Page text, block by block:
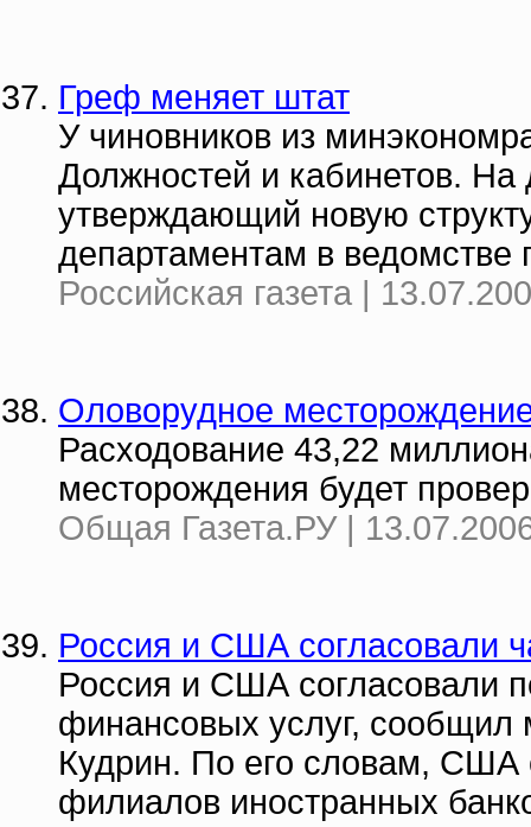
Греф меняет штат
У чиновников из
Должностей и кабинетов.
утверждающий новую
департаментам в ведомстве
Российская газета |
Оловорудное
Расходование 43,22
месторождения будет
Общая Газета.РУ |
Россия и США согласовали
Россия и США согласовали
финансовых услуг,
Кудрин. По его словам, США
филиалов иностранных